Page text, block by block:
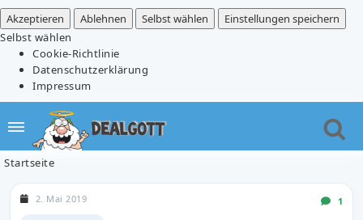
Akzeptieren
Ablehnen Selbst wählen
Einstellungen speichern
Selbst wählen
Cookie-Richtlinie
Datenschutzerklärung
Impressum
Startseite
2. Mai 2019 1